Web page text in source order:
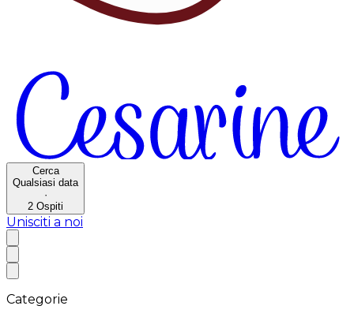
Cerca
Qualsiasi data
·
2 Ospiti
Unisciti a noi
Categorie